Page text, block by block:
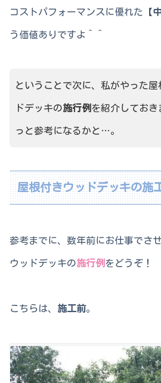
コストパフォーマンスに優れた【
う価値ありですよ＾＾
ということで次に、私がやった屋
ドデッキの施行例 を紹介しておき
っと参考になるかと…。
屋根付きウッドデッキの施
参考までに、数年前にお仕事でさ
ウッドデッキの施行例 をどうぞ！
こちらは、 施工前。